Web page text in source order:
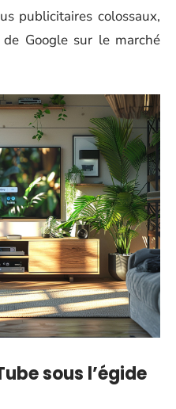
publicitaires colossaux,
Google sur le marché
sous l’égide